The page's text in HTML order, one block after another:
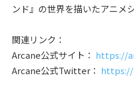
ンド』の世界を描いたアニメ
関連リンク：
Arcane公式サイト： https://
Arcane公式Twitter：